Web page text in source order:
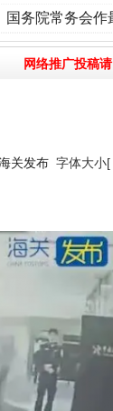
国务院常务会
网络推广投稿
关发布 字体大小[